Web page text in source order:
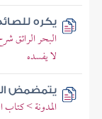
يكره
البحر الرائق
لا يفسده
يتمضمض
المدونة >